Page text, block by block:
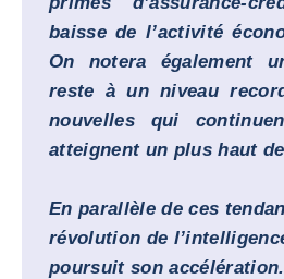
baisse de l’activité
On notera également
reste à un niveau
nouvelles qui
atteignent un plus haut
En parallèle de ces
révolution de
poursuit son